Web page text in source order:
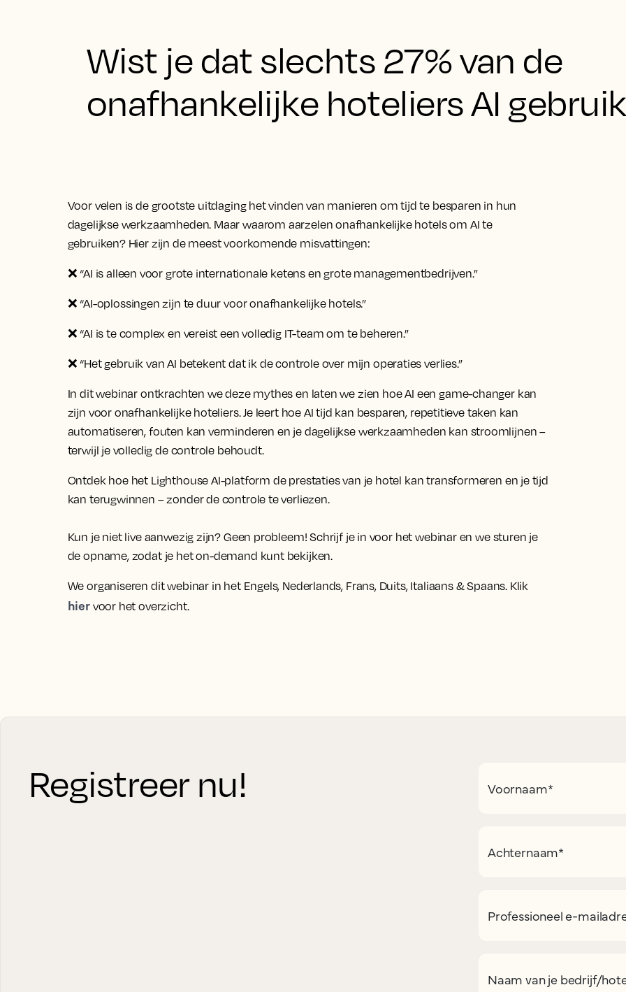
Wist je dat slechts 27% van de
onafhankelijke hoteliers AI
Voor velen is de grootste uitdaging het vinden van manieren om tijd te besparen in hun
dagelijkse werkzaamheden. Maar waarom aarzelen onafhankelijke hotels om AI te
gebruiken? Hier zijn de meest voorkomende misvattingen:
❌ “AI is alleen voor grote internationale ketens en grote managementbedrijven.”
❌ “AI-oplossingen zijn te duur voor onafhankelijke hotels.”
❌ “AI is te complex en vereist een volledig IT-team om te beheren.”
❌ “Het gebruik van AI betekent dat ik de controle over mijn operaties verlies.”
In dit webinar ontkrachten we deze mythes en laten we zien hoe AI een game-changer kan
zijn voor onafhankelijke hoteliers. Je leert hoe AI tijd kan besparen, repetitieve taken kan
automatiseren, fouten kan verminderen en je dagelijkse werkzaamheden kan stroomlijnen –
terwijl je volledig de controle behoudt.
Ontdek hoe het Lighthouse AI-platform de prestaties van je hotel kan transformeren en je tijd
kan terugwinnen – zonder de controle te verliezen.
Kun je niet live aanwezig zijn? Geen probleem! Schrijf je in voor het webinar en we sturen je
de opname, zodat je het on-demand kunt bekijken.
We organiseren dit webinar in het Engels, Nederlands, Frans, Duits, Italiaans & Spaans. Klik
hiervoor het overzicht.
Registreer nu! Voornaam*
Achternaam*
Professioneel e-
Naam van je bedrijf/